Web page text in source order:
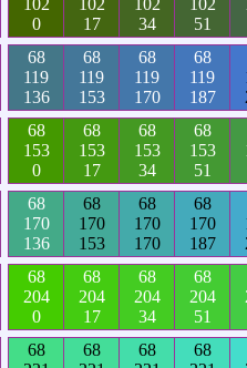
102
0
102
17
102
34
102
51
68
119
136
68
119
153
68
119
170
68
119
187
68
153
0
68
153
17
68
153
34
68
153
51
68
170
136
68
170
153
68
170
170
68
170
187
68
204
0
68
204
17
68
204
34
68
204
51
68
68
68
68